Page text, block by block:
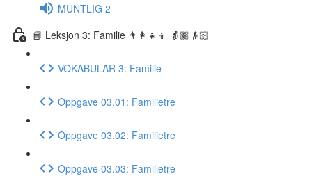
MUNTLIG 2
📘 Leksjon 3: Familie 👨‍👩‍👧‍👦 👵🏽👴🏻
VOKABULAR 3: Familie
Oppgave 03.01: Familietre
Oppgave 03.02: Familietre
Oppgave 03.03: Familietre